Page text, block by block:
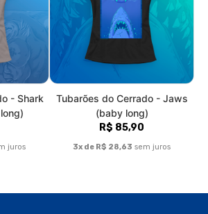
que investe em parcerias para
originais e focados no universo esportivo.
e nossa missão, construir um grande time
focados em fomentar o mercado com
sejam feitos de fã pra fã. Se a sua
Basquete, Fórmula 1, ou qualquer
é aqui.
CNPJ 48.374.460/0001-06